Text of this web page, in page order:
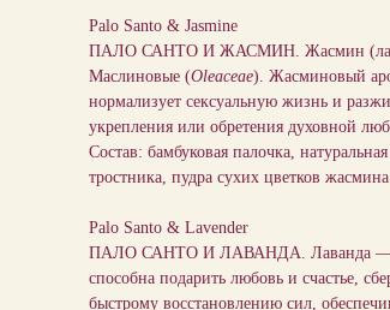
Palo Santo & Jasmine
ПАЛО САНТО И ЖАСМИН. Жасмин (лат.
Маслиновые (Oleaceae). Жасминовый
нормализует сексуальную жизнь и
укрепления или обретения духовной
Состав: бамбуковая палочка,
тростника, пудра сухих цветков жасмина.
Palo Santo & Lavender
ПАЛО САНТО И ЛАВАНДА. Лаванда —
способна подарить любовь и счастье,
быстрому восстановлению сил,